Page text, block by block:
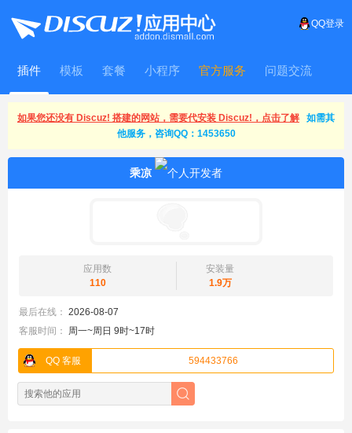
QQ登录
插件 模板 套餐 小程序 官方服务 问题交流
WitFrame
如果您还没有 Discuz! 搭建的网站，需要代安装 Discuz!，点击了解
如需其
他服务，咨询QQ：1453650
乘凉
应用数
110
安装量
1.9万
最后在线： 2026-08-07
客服时间：
周一~周日 9时~17时
QQ 客服 594433766